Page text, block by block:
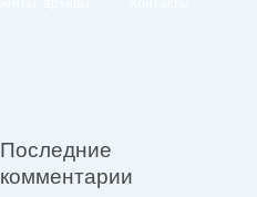
Последние
комментарии